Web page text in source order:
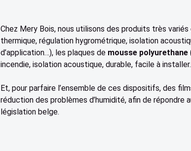
Chez Mery Bois, nous utilisons des produits très
thermique, régulation hygrométrique, isolation
d’application…), les plaques de mousse polyurethane
incendie, isolation acoustique, durable, facile à
Et, pour parfaire l’ensemble de ces dispositifs, des
réduction des problèmes d’humidité, afin de répondre
législation belge.